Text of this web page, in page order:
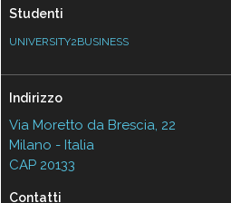
Studenti
UNIVERSITY2BUSINESS
Indirizzo
Via Moretto da Brescia, 22
Milano - Italia
CAP 20133
Contatti